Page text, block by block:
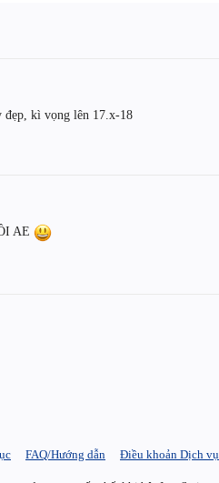
đẹp, kì vọng lên 17.x-18
AE
FAQ/Hướng dẫn Điều khoản Dịch vụ